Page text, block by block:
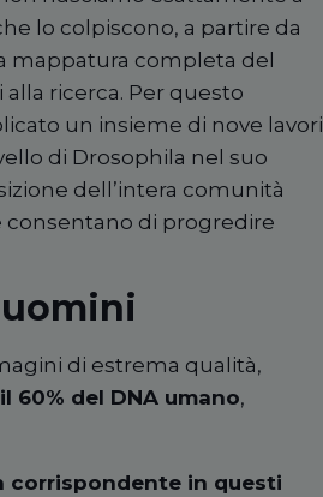
lo colpiscono, a partire da
mappatura completa del
ricerca. Per questo
un insieme di nove lavori
di Drosophila nel suo
dell ’intera comunità
consentano di progredire
di estrema qualità,
del DNA umano,
corrispondente in questi